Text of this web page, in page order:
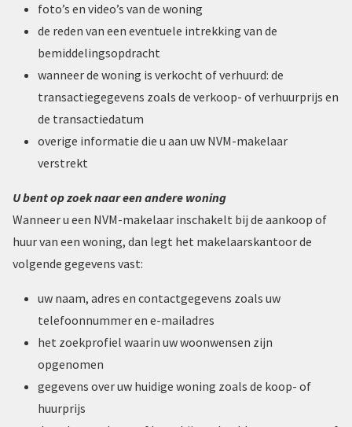
foto’s en video’s van de woning
de reden van een eventuele intrekking van de
bemiddelingsopdracht
wanneer de woning is verkocht of verhuurd: de
transactiegegevens zoals de verkoop- of verhuurprijs en
de transactiedatum
overige informatie die u aan uw NVM-makelaar
verstrekt
U bent op zoek naar een andere woning
Wanneer u een NVM-makelaar inschakelt bij de aankoop of
huur van een woning, dan legt het makelaarskantoor de
volgende gegevens vast:
uw naam, adres en contactgegevens zoals uw
telefoonnummer en e-mailadres
het zoekprofiel waarin uw woonwensen zijn
opgenomen
gegevens over uw huidige woning zoals de koop- of
huurprijs